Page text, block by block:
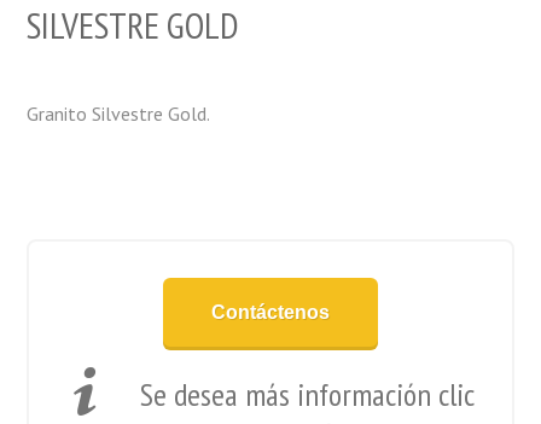
SILVESTRE GOLD
Granito Silvestre Gold.
Contáctenos
Se desea más información clic